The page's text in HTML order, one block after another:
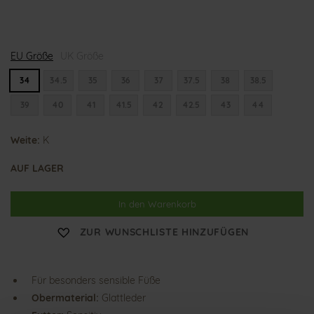
l
r
a
EU Größe
34
Weite: K
AUF LAGER
In den Warenkorb
ZUR WUNSCHLISTE HINZUFÜGEN
Für besonders sensible Füße
Obermaterial: Glattleder